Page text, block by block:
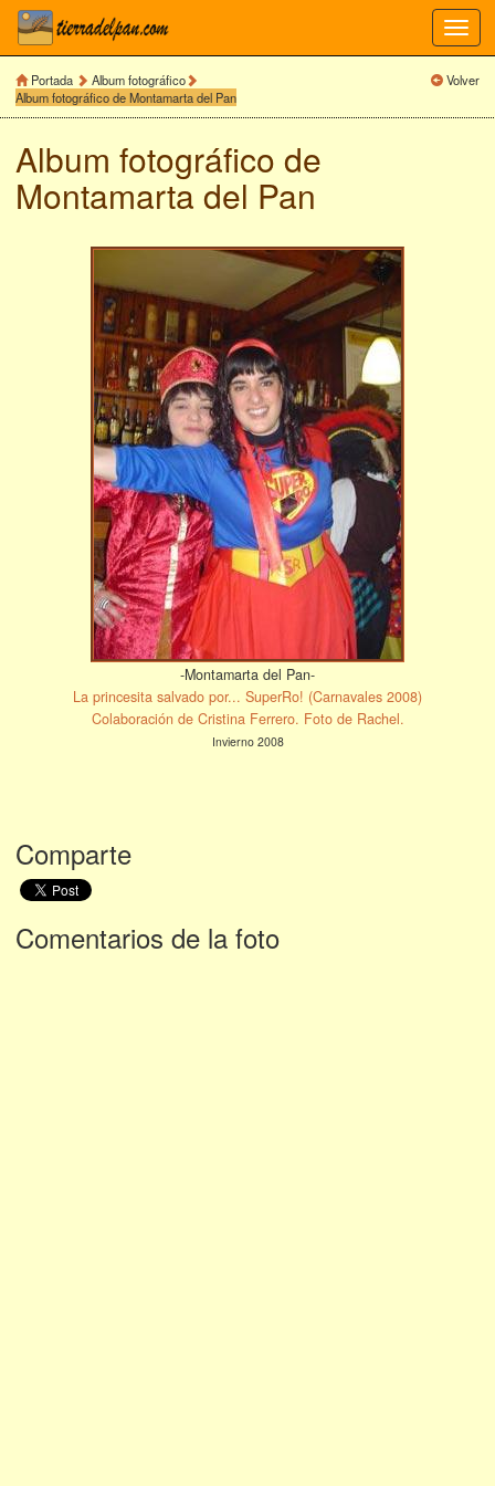
Portada
Album fotográfico
Album fotográfico de Montamarta del Pan
Volver
Album fotográfico de
Montamarta del Pan
-Montamarta del Pan-
La princesita salvado por... SuperRo! (Carnavales 2008)
Colaboración de Cristina Ferrero. Foto de Rachel.
Invierno 2008
Comparte
Comentarios de la foto